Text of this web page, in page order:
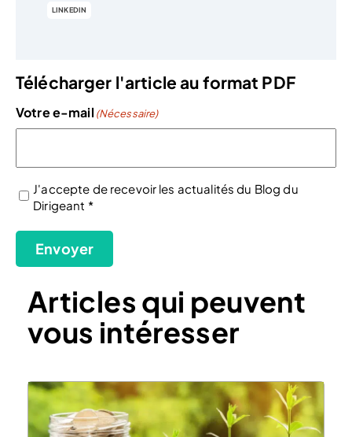
LINKEDIN
Télécharger l'article au format PDF
Votre e-mail (Nécessaire)
(Nécessaire)
J'accepte de recevoir les actualités du Blog du
Dirigeant *
Envoyer
Articles qui peuvent
vous intéresser